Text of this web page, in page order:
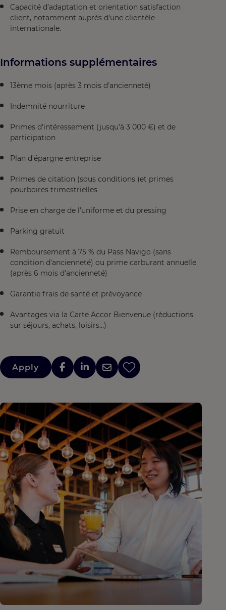
Capacité d’adaptation et orientation satisfaction
client, notamment auprès d'une clientèle
internationale.
Informations supplémentaires
13ème mois (après 3 mois d’ancienneté)
Indemnité nourriture
Primes d’intéressement (jusqu’à 3 000 €) et de
participation
Plan d’épargne entreprise
Primes de citation (sous conditions )et primes
pourboires trimestrielles
Prise en charge de l’uniforme et du pressing
Parking gratuit
Remboursement à 75 % du Pass Navigo (sans
condition d’ancienneté) ou prime carburant annuelle
(après 6 mois d’ancienneté)
Garantie frais de santé et prévoyance
Avantages via la Carte Accor Bienvenue (réductions
sur séjours, achats, loisirs…)
Apply